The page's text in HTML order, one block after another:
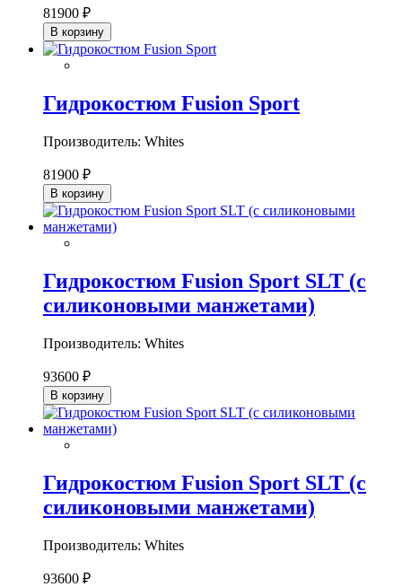
81900 ₽
В корзину
Гидрокостюм Fusion Sport
Производитель: Whites
81900 ₽
В корзину
Гидрокостюм Fusion Sport SLT (с
силиконовыми манжетами)
Производитель: Whites
93600 ₽
В корзину
Гидрокостюм Fusion Sport SLT (с
силиконовыми манжетами)
Производитель: Whites
93600 ₽